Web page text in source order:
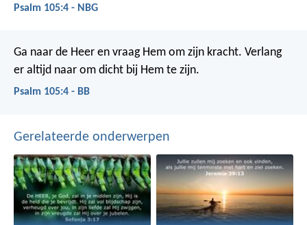
Psalm 105:4 - NBG
Ga naar de Heer en vraag Hem om zijn kracht. Verlang
er altijd naar om dicht bij Hem te zijn.
Psalm 105:4 - BB
Gerelateerde onderwerpen